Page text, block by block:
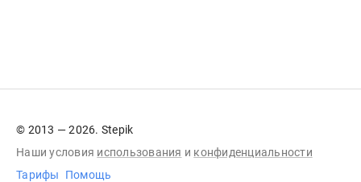
© 2013 — 2026. Stepik
Наши условия использования и конфиденциальности
Тарифы
Помощь